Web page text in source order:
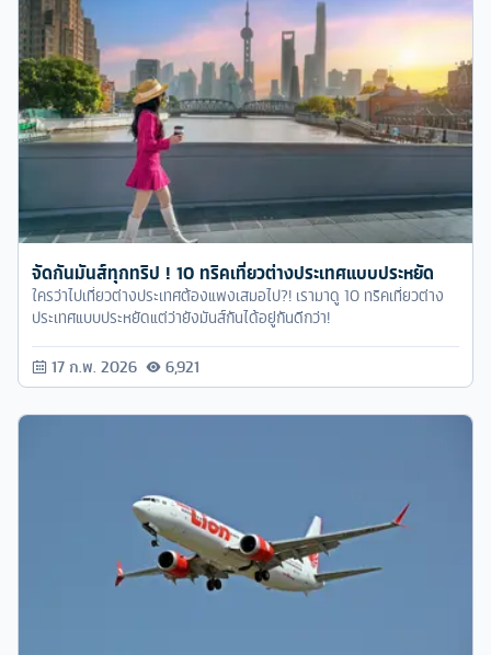
จัดกันมันส์ทุกทริป ! 10 ทริคเที่ยวต่างประเทศแบบประหยัด
ใครว่าไปเที่ยวต่างประเทศต้องแพงเสมอไป?! เรามาดู 10 ทริคเที่ยวต่าง
ประเทศแบบประหยัดแต่ว่ายังมันส์กันได้อยู่กันดีกว่า!
17 ก.พ. 2026 6,921